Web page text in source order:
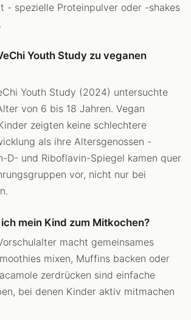
- spezielle Proteinpulver oder -shakes
Youth Study zu veganen
Youth Study (2024) untersuchte
von 6 bis 18 Jahren. Vegan
zeigten keine schlechtere
als ihre Altersgenossen -
D- und Riboflavin-Spiegel kamen quer
vor, nicht nur bei
mein Kind zum Mitkochen?
macht gemeinsames
mixen, Muffins backen oder
zerdrücken sind einfache
bei denen Kinder aktiv mitmachen